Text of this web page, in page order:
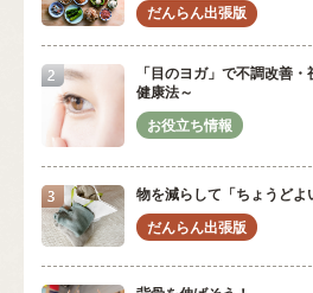
「目のヨガ」で不調改善
健康法～
物を減らして「ちょうどよ